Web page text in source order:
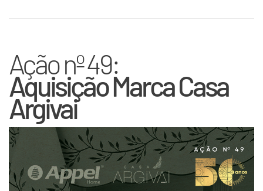
Ação nº 49:
Aquisição Marca Casa
Argivai